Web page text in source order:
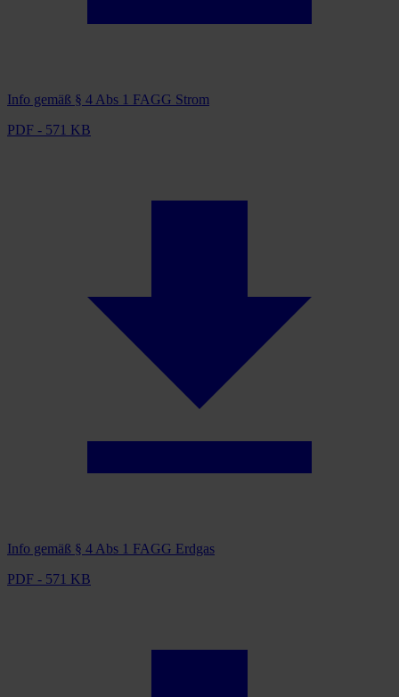
Info gemäß § 4 Abs 1 FAGG Strom
PDF - 571 KB
Info gemäß § 4 Abs 1 FAGG Erdgas
PDF - 571 KB